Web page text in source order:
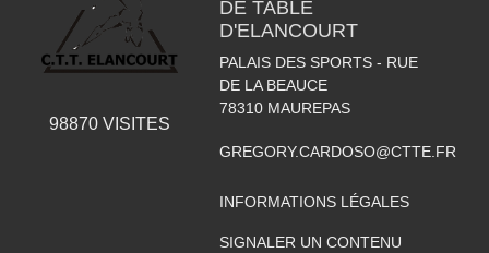
98870VISITES
DE TABLE
D'ELANCOURT
PALAIS DES SPORTS - RUE
DE LA BEAUCE
78310 MAUREPAS
GREGORY.CARDOSO@CTTE.FR
INFORMATIONS LÉGALES
SIGNALER UN CONTENU